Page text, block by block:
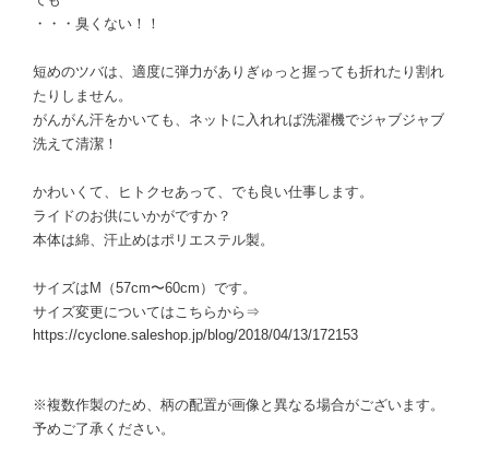
・・・臭くない！！
短めのツバは、適度に弾力がありぎゅっと握っても折れたり割れ
たりしません。
がんがん汗をかいても、ネットに入れれば洗濯機でジャブジャブ
洗えて清潔！
かわいくて、ヒトクセあって、でも良い仕事します。
ライドのお供にいかがですか？
本体は綿、汗止めはポリエステル製。
サイズはM（57cm〜60cm）です。
サイズ変更についてはこちらから⇒
https://cyclone.saleshop.jp/blog/2018/04/13/172153
※複数作製のため、柄の配置が画像と異なる場合がございます。
予めご了承ください。